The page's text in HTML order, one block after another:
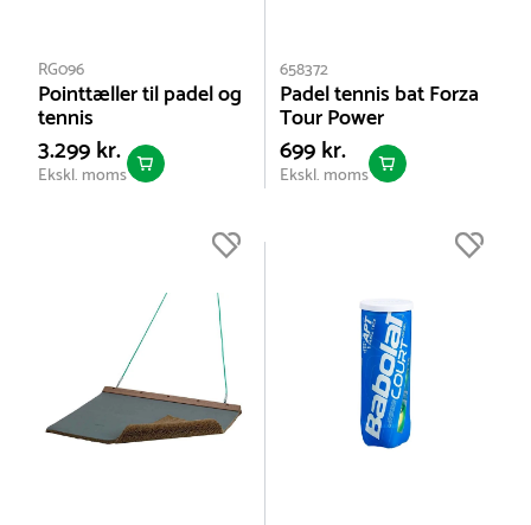
RG096
Pointtæller til padel og
tennis
3.299 kr.
Ekskl. moms
658372
Padel tennis bat Forza
Tour Power
699 kr.
Ekskl. moms